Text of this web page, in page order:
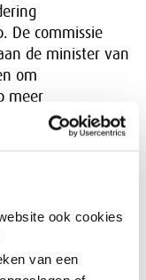
ook cookies
van een
De commissie
de minister van
om
meer
effectief te
Renate Vink-
data bij
SER